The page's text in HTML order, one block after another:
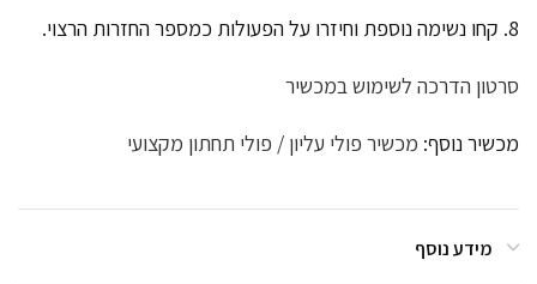
קחו נשימה נוספת וחיזרו על הפעולות כמספר החזרות הרצוי.
סרטון הדרכה לשימוש במכשיר
מכשיר נוסף: מכשיר פולי עליון / פולי תחתון מקצועי
מידע נוסף